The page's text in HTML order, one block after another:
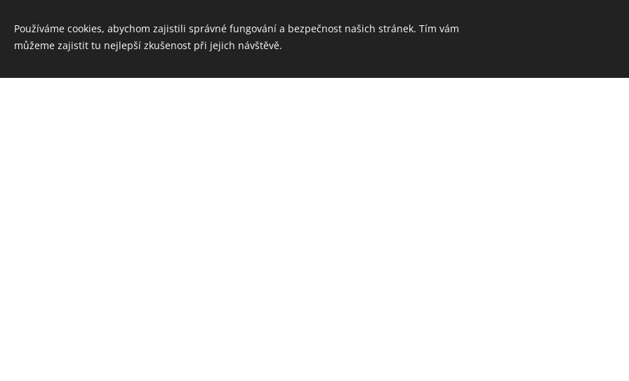
Používáme cookies, abychom zajistili správné fungování a bezpečnost našich stránek. Tím vám
můžeme zajistit tu nejlepší zkušenost při jejich návštěvě.